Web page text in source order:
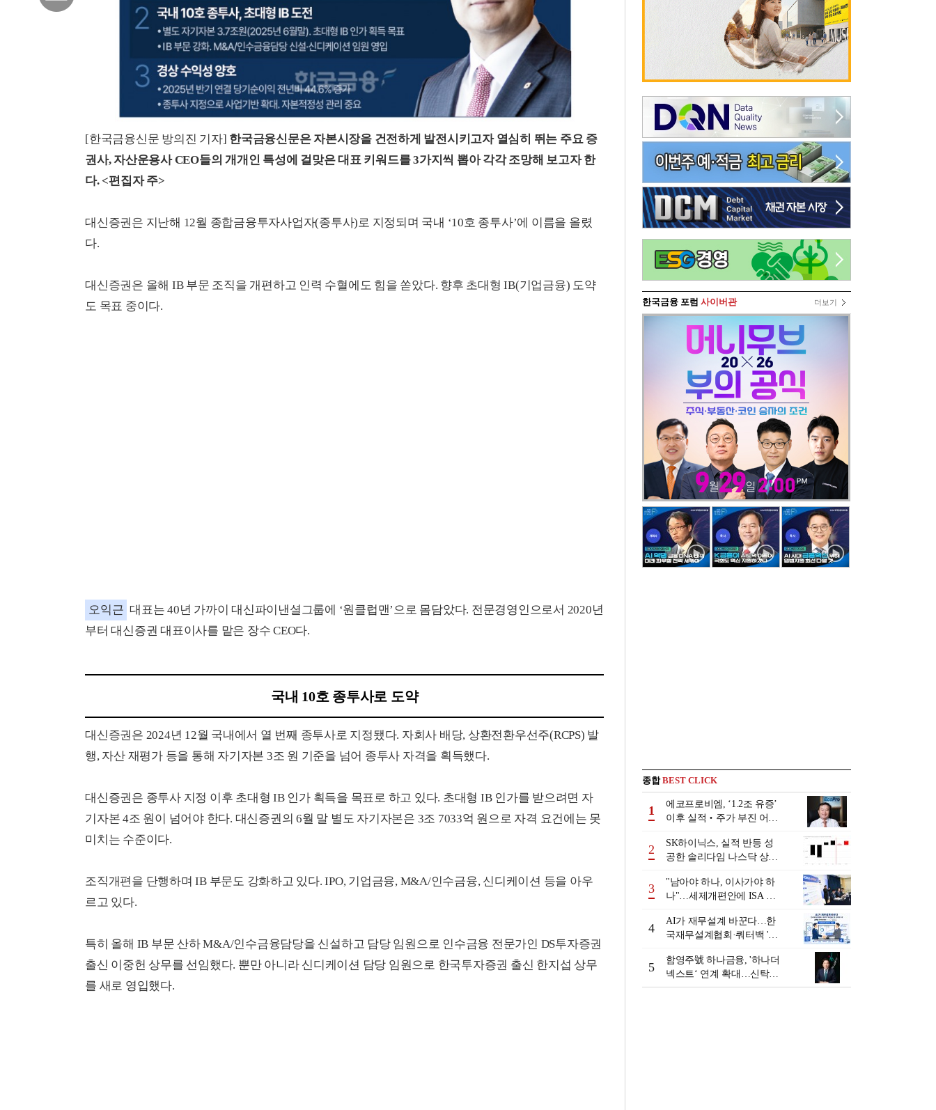
[한국금융신문 방의진 기자] 한국금융신문은 자본시장을 건전하게 발전시키고자 열심히 뛰는 주요 증
권사, 자산운용사 CEO들의 개개인 특성에 걸맞은 대표 키워드를 3가지씩 뽑아 각각 조망해 보고자 한
다. <편집자 주>
대신증권은 지난해 12월 종합금융투자사업자(종투사)로 지정되며 국내 ‘10호 종투사’에 이름을 올렸
다.
대신증권은 올해 IB 부문 조직을 개편하고 인력 수혈에도 힘을 쏟았다. 향후 초대형 IB(기업금융) 도약
도 목표 중이다.
오익근 대표는 40년 가까이 대신파이낸셜그룹에 ‘원클럽맨’으로 몸담았다. 전문경영인으로서 2020년
부터 대신증권 대표이사를 맡은 장수 CEO다.
국내 10호 종투사로 도약
대신증권은 2024년 12월 국내에서 열 번째 종투사로 지정됐다. 자회사 배당, 상환전환우선주(RCPS) 발
행, 자산 재평가 등을 통해 자기자본 3조 원 기준을 넘어 종투사 자격을 획득했다.
대신증권은 종투사 지정 이후 초대형 IB 인가 획득을 목표로 하고 있다. 초대형 IB 인가를 받으려면 자
기자본 4조 원이 넘어야 한다. 대신증권의 6월 말 별도 자기자본은 3조 7033억 원으로 자격 요건에는 못
미치는 수준이다.
조직개편을 단행하며 IB 부문도 강화하고 있다. IPO, 기업금융, M&A/인수금융, 신디케이션 등을 아우
르고 있다.
특히 올해 IB 부문 산하 M&A/인수금융담당을 신설하고 담당 임원으로 인수금융 전문가인 DS투자증권
출신 이중헌 상무를 선임했다. 뿐만 아니라 신디케이션 담당 임원으로 한국투자증권 출신 한지섭 상무
를 새로 영입했다.
한국금융 포럼 사이버관 더보기
종합BEST CLICK
1
에코프로비엠, ‘1.2조 유증’
이후 실적‧주가 부진 어쩌
2
SK하이닉스, 실적 반등 성
공한 솔리다임 나스닥 상장
3
"남아야 하나, 이사가야 하
나"…세제개편안에 ISA 투
4
AI가 재무설계 바꾼다…한
국재무설계협회·쿼터백 '베
5
함영주號 하나금융, '하나더
넥스트‘ 연계 확대…신탁수
수료 2배 증가 효과 [금융 시